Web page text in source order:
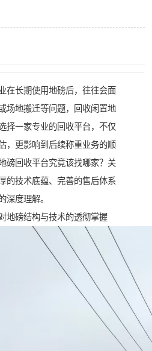
在长期使用地磅后，往往会面
场地搬迁等问题，回收闲置地
择一家专业的回收平台，不仅
，更影响到后续称重业务的顺
磅回收平台究竟该找哪家？关
的技术底蕴、完善的售后体系
深度理解。
地磅结构与技术的透彻掌握